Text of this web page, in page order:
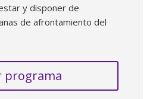
y disponer de
de afrontamiento del
programa